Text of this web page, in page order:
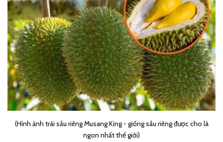
(Hình ảnh trái sầu riêng Musang King - giống sầu riêng được cho là
ngon nhất thế giới)